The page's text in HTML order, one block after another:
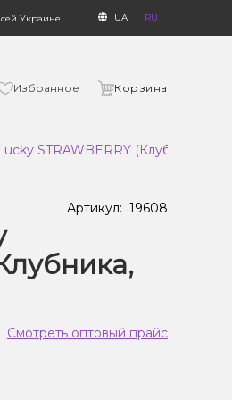
Украине UA RU
Избранное Корзина
STRAWBERRY (Клубника, 50
Артикул: 19608
Смотреть оптовый прайс